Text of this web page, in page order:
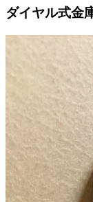
ダイヤル式金